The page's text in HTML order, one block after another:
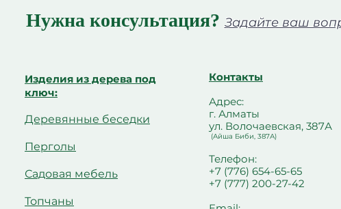
Нужна консультация? Задайте ваш
Изделия из дерева под
ключ:
Деревянные беседки
Перголы
Садовая мебель
Топчаны
Контакты
Адрес:
г. Алматы
ул. Волочаевская, 387А
(Айша Биби, 387А)
Телефон:
+7 (776) 654-65-65
+7 (777) 200-27-42